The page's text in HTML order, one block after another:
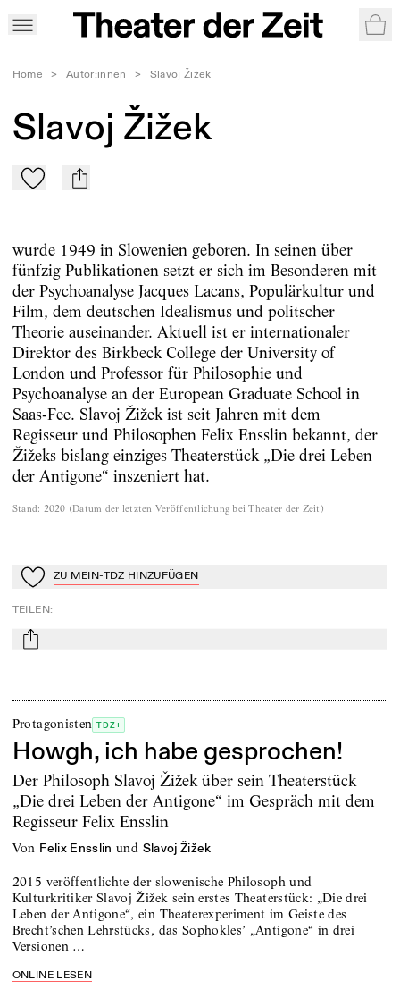
Home > Autor:innen > Slavoj Žižek
Slavoj Žižek
Zu Mein-TdZ hinzufügen
mail
wurde 1949 in Slowenien geboren. In seinen über
fünfzig Publikationen setzt er sich im Besonderen mit
der Psychoanalyse Jacques Lacans, Populärkultur und
Film, dem deutschen Idealismus und politscher
Theorie auseinander. Aktuell ist er internationaler
Direktor des Birkbeck College der University of
London und Professor für Philosophie und
Psychoanalyse an der European Graduate School in
Saas-Fee. Slavoj Žižek ist seit Jahren mit dem
Regisseur und Philosophen Felix Ensslin bekannt, der
Žižeks bislang einziges Theaterstück „Die drei Leben
der Antigone“ inszeniert hat.
Stand: 2020 (Datum der letzten Veröffentlichung bei Theater der Zeit )
Zu Mein-TdZ hinzufügen
ZU MEIN-TDZ HINZUFÜGEN
TEILEN:
mail
Protagonisten TDZ+
Howgh, ich habe gesprochen!
Der Philosoph Slavoj Žižek über sein Theaterstück
„Die drei Leben der Antigone“ im Gespräch mit dem
Regisseur Felix Ensslin
von Felix Ensslin und Slavoj Žižek
2015 veröffentlichte der slowenische Philosoph und
Kulturkritiker ­Slavoj Žižek sein erstes Theaterstück: „Die drei
Leben der Antigone“, ein Thea­t­erexperiment im Geiste des
Brecht’schen Lehrstücks, das Sophokles’ „Antigone“ in drei
Versionen …
ONLINE LESEN